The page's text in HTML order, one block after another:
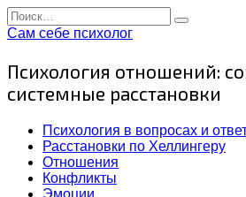
Перейти
к
Search
for:
Сам себе психолог
Психология отношений:
системные расстановки
Психология в вопросах и
Расстановки по Хеллингеру
Отношения
Конфликты
Эмоции